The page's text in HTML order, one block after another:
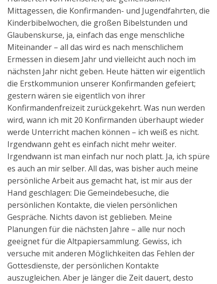
Mittagessen, die Konfirmanden- und Jugendfahrten, die
Kinderbibelwochen, die großen Bibelstunden und
Glaubenskurse, ja, einfach das enge menschliche
Miteinander – all das wird es nach menschlichem
Ermessen in diesem Jahr und vielleicht auch noch im
nächsten Jahr nicht geben. Heute hätten wir eigentlich
die Erstkommunion unserer Konfirmanden gefeiert;
gestern wären sie eigentlich von ihrer
Konfirmandenfreizeit zurückgekehrt. Was nun werden
wird, wann ich mit 20 Konfirmanden überhaupt wieder
werde Unterricht machen können – ich weiß es nicht.
Irgendwann geht es einfach nicht mehr weiter.
Irgendwann ist man einfach nur noch platt. Ja, ich spüre
es auch an mir selber. All das, was bisher auch meine
persönliche Arbeit aus gemacht hat, ist mir aus der
Hand geschlagen: Die Gemeindebesuche, die
persönlichen Kontakte, die vielen persönlichen
Gespräche. Nichts davon ist geblieben. Meine
Planungen für die nächsten Jahre – alle nur noch
geeignet für die Altpapiersammlung. Gewiss, ich
versuche mit anderen Möglichkeiten das Fehlen der
Gottesdienste, der persönlichen Kontakte
auszugleichen. Aber je länger die Zeit dauert, desto